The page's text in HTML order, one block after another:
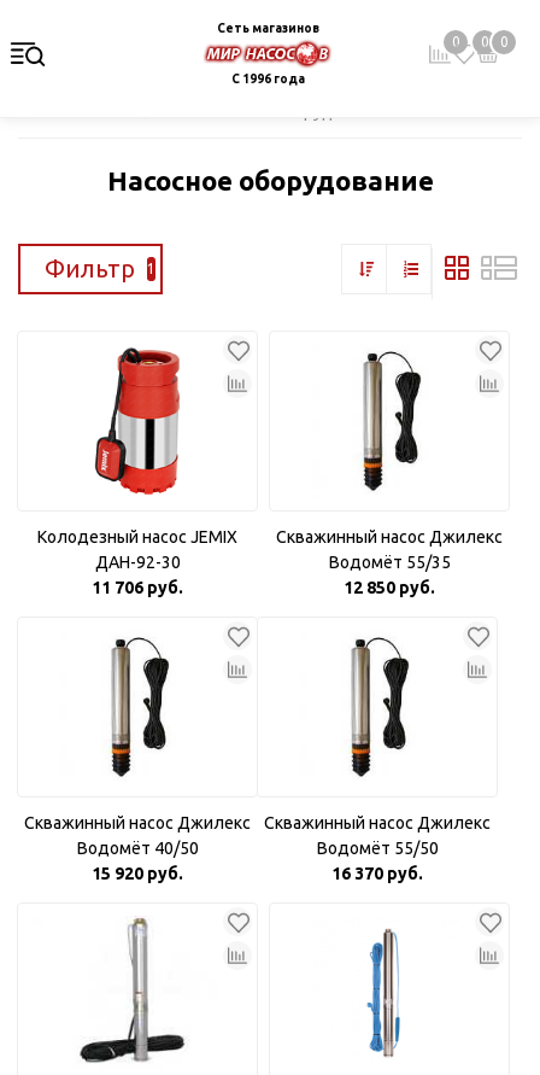
Сеть магазинов
С 1996 года
0 0 0
Насосное оборудование
Фильтр 1
Колодезный насос JEMIX
ДАН-92-30
11 706 руб.
Скважинный насос Джилекс
Водомёт 55/35
12 850 руб.
Скважинный насос Джилекс
Водомёт 40/50
15 920 руб.
Скважинный насос Джилекс
Водомёт 55/50
16 370 руб.